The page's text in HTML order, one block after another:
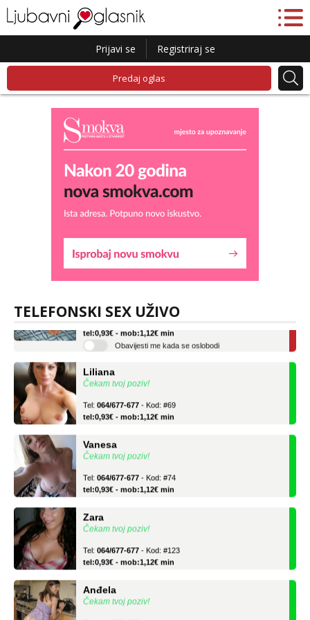
Prijavi se Registriraj se
Predaj oglas
TELEFONSKI SEX UŽIVO
Lucija
Tel:064/677-677- Kod: #136
tel:0,93€ - mob:1,12€ min
Obavijesti me kada se oslobodi
Liliana
Čekam tvoj poziv!
Tel: 064/677-677 - Kod: #69
tel:0,93€ - mob:1,12€ min
Vanesa
Čekam tvoj poziv!
Tel: 064/677-677 - Kod: #74
tel:0,93€ - mob:1,12€ min
Zara
Čekam tvoj poziv!
Tel: 064/677-677 - Kod: #123
tel:0,93€ - mob:1,12€ min
Anđela
Čekam tvoj poziv!